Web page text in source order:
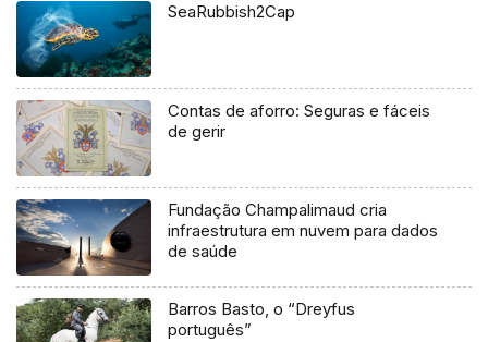
SeaRubbish2Cap
Contas de aforro: Seguras e fáceis
de gerir
Fundação Champalimaud cria
infraestrutura em nuvem para dados
de saúde
Barros Basto, o “Dreyfus
português”